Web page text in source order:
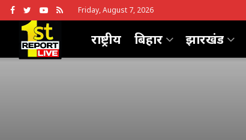
Friday, August 7, 2026
राष्ट्रीय बिहार झारखंड